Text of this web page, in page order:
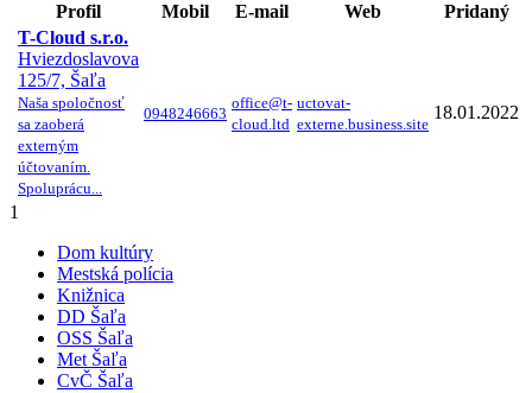
Profil Mobil E-mail Web
Pridaný
T-Cloud s.r.o.
Hviezdoslavova
125/7, Šaľa
Naša spoločnosť
sa zaoberá
externým
účtovaním.
Spoluprácu...
0948246663
office@t-
cloud.ltd
uctovat-
externe.business.site
18.01.2022
1
Dom kultúry
Mestská polícia
Knižnica
DD Šaľa
OSS Šaľa
Met Šaľa
CvČ Šaľa